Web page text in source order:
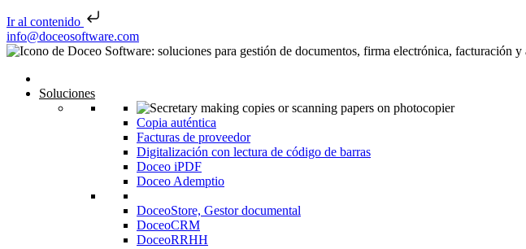
Ir al contenido
Saltar al contenido
info@doceosoftware.com
Navegación de entradas
Soluciones
Copia auténtica
Facturas de proveedor
Digitalización con lectura de código de barras
Doceo iPDF
Doceo Ademptio
DoceoStore, Gestor documental
DoceoCRM
DoceoRRHH